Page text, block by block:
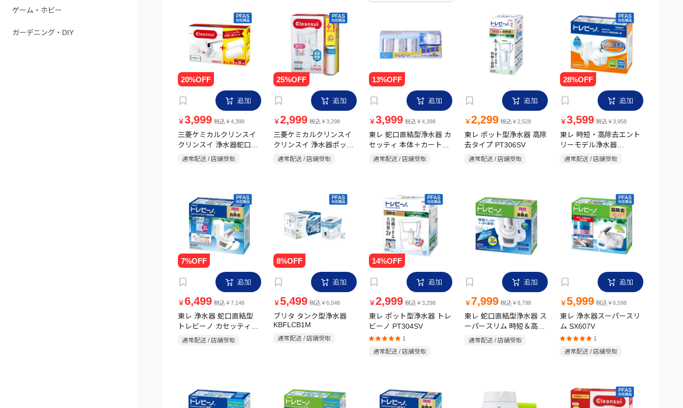
ゲーム・ホビー
ガーデニング・DIY
追加
￥3,999 税込￥4,398
三菱ケミカルクリンスイ
クリンスイ 浄水器蛇口直
結型 CBシリーズコンパク
通常配送 / 店舗受取
追加
￥2,999 税込￥3,298
三菱ケミカルクリンスイ
クリンスイ 浄水器ポット
型 CP405W-WT お買い得
通常配送 / 店舗受取
追加
￥3,999 税込￥4,398
東レ 蛇口直結型浄水器 カ
セッティ 本体＋カートリ
ッジ 3個入りセット
MK308T-T3SET
通常配送 / 店舗受取
追加
￥2,299 税込￥2,528
東レ ポット型浄水器 高除
去タイプ PT306SV
通常配送 / 店舗受取
追加
￥3,599 税込￥3,958
東レ 時短・高除去エント
リーモデル浄水器
通常配送 / 店舗受取
追加
￥6,499 税込￥7,148
東レ 浄水器 蛇口直結型
トレビーノ カセッティ
通常配送 / 店舗受取
追加
￥5,499 税込￥6,048
ブリタ タンク型浄水器
KBFLCB1M
通常配送 / 店舗受取
追加
￥2,999 税込￥3,298
東レ ポット型浄水器 トレ
ビーノ PT304SV
1
通常配送 / 店舗受取
追加
￥ 7,999 税込￥8,798
東レ 蛇口直結型浄水器 ス
ーパースリム 時短＆高除
去タイプ SX608SV
通常配送 / 店舗受取
追加
￥5,999 税込￥6,598
東レ 浄水器スーパースリ
ム SX607V
1
通常配送 / 店舗受取